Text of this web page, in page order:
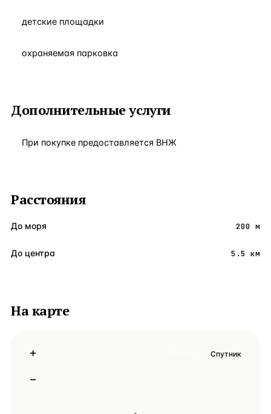
детские площадки
охраняемая парковка
Дополнительные услуги
При покупке предоставляется ВНЖ
Расстояния
До моря 200 м
До центра 5.5 км
На карте
+
−
Спутник